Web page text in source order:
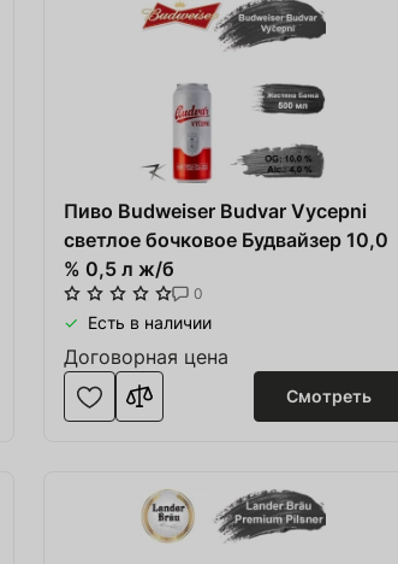
Пиво Budweiser Budvar Vycepni
светлое бочковое Будвайзер 10,0
% 0,5 л ж/б
0
Есть в наличии
Договорная цена
Смотреть